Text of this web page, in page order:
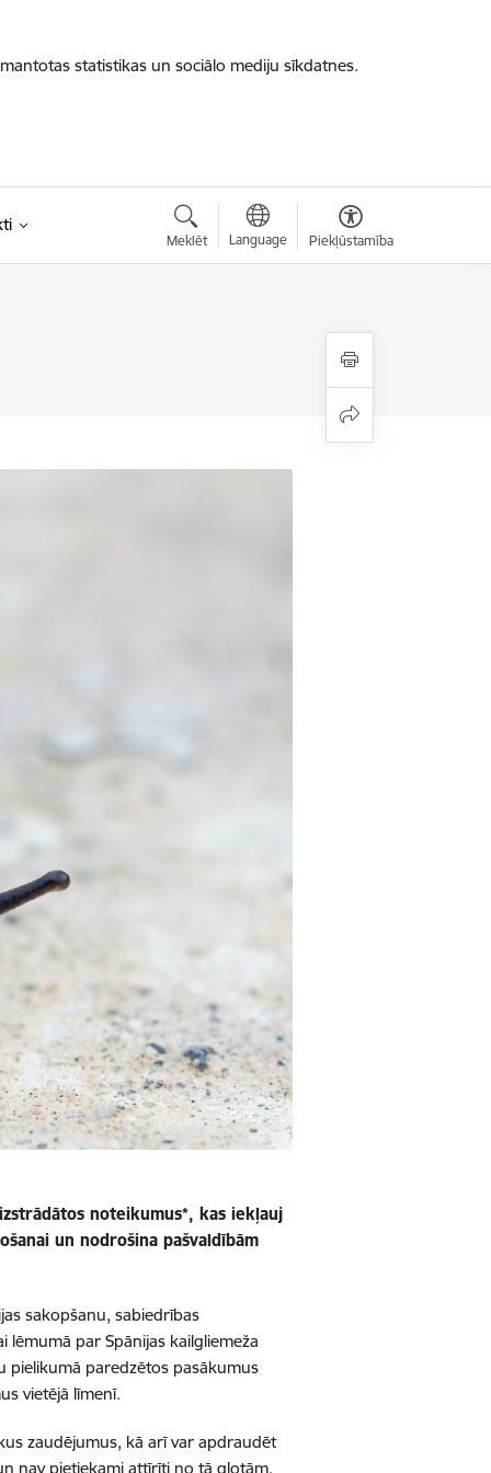
statistikas un sociālo mediju sīkdatnes.
Meklēt Language Piekļūstamība
noteikumus*, kas iekļauj
un nodrošina pašvaldībām
sakopšanu, sabiedrības
par Spānijas kailgliemeža
pielikumā paredzētos pasākumus
vietējā līmenī.
zaudējumus, kā arī var apdraudēt
nav pietiekami attīrīti no tā gļotām.